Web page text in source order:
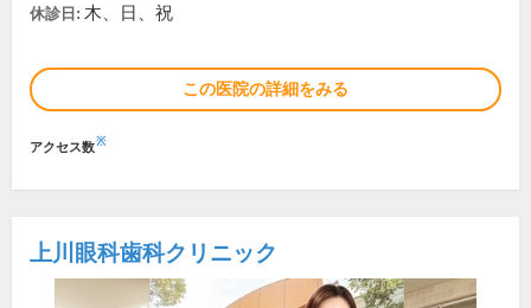
休診日: 木、日、祝
この医院の詳細をみる
アクセス数※
上川眼科歯科クリニック